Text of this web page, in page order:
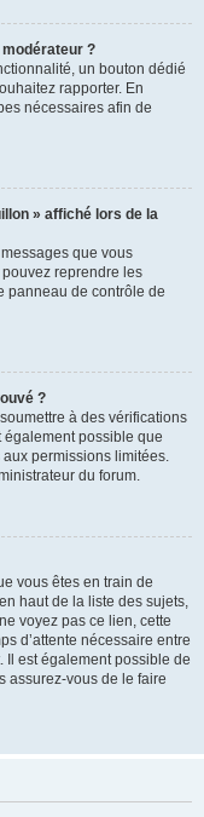
?
un bouton dédié
rapporter. En
nécessaires afin de
» affiché lors de la
que vous
reprendre les
panneau de contrôle de
?
à des vérifications
également possible que
permissions limitées.
du forum.
vous êtes en train de
haut de la liste des sujets,
voyez pas ce lien, cette
d’attente nécessaire entre
Il est également possible de
assurez-vous de le faire